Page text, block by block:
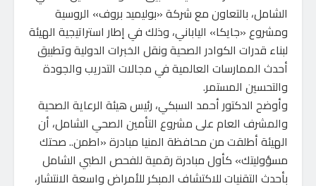
الشامل، بالتعاون مع شركة «بوليميد بروف» الروسية
ومشروع «جايكا» الياباني، وذلك في إطار استراتيجية الهيئة
لبناء قدرات الكوادر الصحية ونقل الخبرات الدولية وتطبيق
أحدث الممارسات العالمية في مجالات التدريب والجودة
والتحسين المستمر.
وأوضح الدكتور أحمد السبكي، رئيس هيئة الرعاية الصحية
والمشرف العام على مشروع التأمين الصحي الشامل، أن
الهيئة أطلقت من محافظة المنيا مبادرة «اطمن.. صحتك
مسؤوليتك» كأول مبادرة رقمية للفحص الطبي الشامل
بأحدث التقنيات للاكتشاف المبكر للأمراض واسعة الانتشار،